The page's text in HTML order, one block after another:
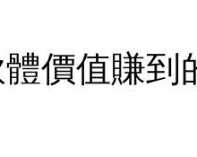
價值賺到